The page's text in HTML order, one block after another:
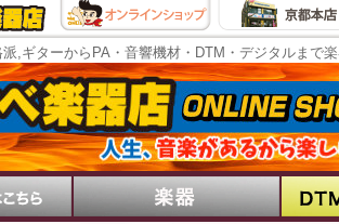
,ギターからPA・音響機材・DTM・デジタルまで